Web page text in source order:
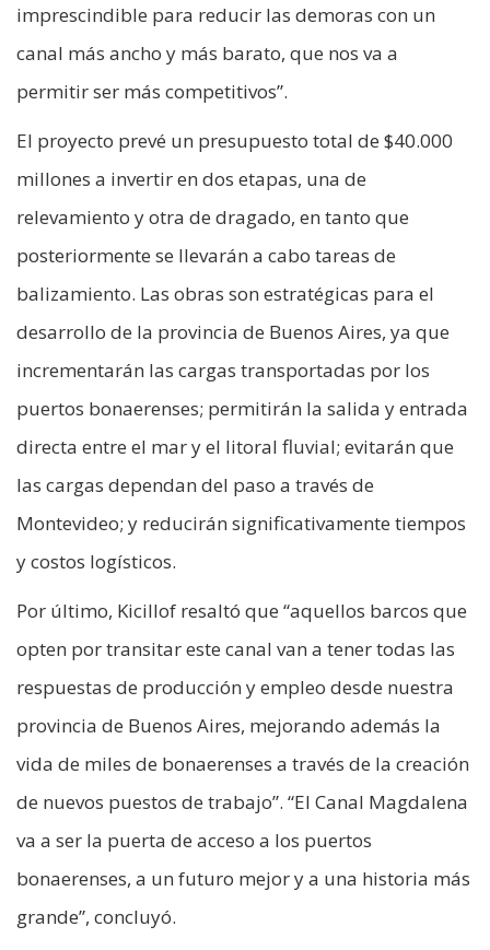
imprescindible para reducir las demoras con un
canal más ancho y más barato, que nos va a
permitir ser más competitivos”.
El proyecto prevé un presupuesto total de $40.000
millones a invertir en dos etapas, una de
relevamiento y otra de dragado, en tanto que
posteriormente se llevarán a cabo tareas de
balizamiento. Las obras son estratégicas para el
desarrollo de la provincia de Buenos Aires, ya que
incrementarán las cargas transportadas por los
puertos bonaerenses; permitirán la salida y entrada
directa entre el mar y el litoral fluvial; evitarán que
las cargas dependan del paso a través de
Montevideo; y reducirán significativamente tiempos
y costos logísticos.
Por último, Kicillof resaltó que “aquellos barcos que
opten por transitar este canal van a tener todas las
respuestas de producción y empleo desde nuestra
provincia de Buenos Aires, mejorando además la
vida de miles de bonaerenses a través de la creación
de nuevos puestos de trabajo”. “El Canal Magdalena
va a ser la puerta de acceso a los puertos
bonaerenses, a un futuro mejor y a una historia más
grande”, concluyó.